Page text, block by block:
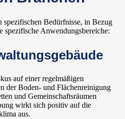
spezifischen Bedürfnisse, in Bezug
Anwendungsbereiche:
auf einer regelmäßigen
der Boden- und Flächenreinigung
und Gemeinschaftsräumen
wirkt sich positiv auf die
aus.